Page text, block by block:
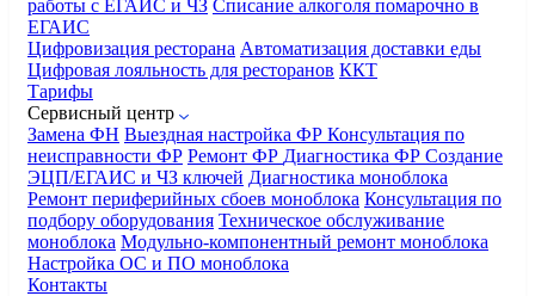
работы с ЕГАИС и ЧЗ Списание алкоголя помарочно в
ЕГАИС
Цифровизация ресторана Автоматизация доставки еды
Цифровая лояльность для ресторанов ККТ
Тарифы
Сервисный центр
Замена ФН Выездная настройка ФР Консультация по
неисправности ФР Ремонт ФР Диагностика ФР Создание
ЭЦП/ЕГАИС и ЧЗ ключей Диагностика моноблока
Ремонт периферийных сбоев моноблока Консультация по
подбору оборудования Техническое обслуживание
моноблока Модульно-компонентный ремонт моноблока
Настройка ОС и ПО моноблока
Контакты